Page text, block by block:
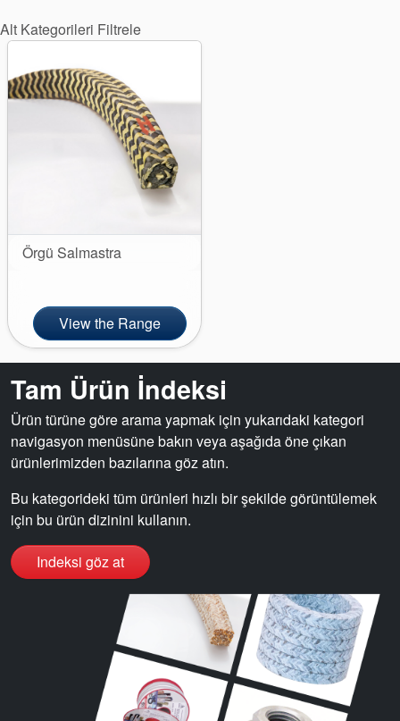
Seal Destek
Sistemi
Sertifikalar ve Standartlar
Bize Ulaşın
Haberler
Sürdürülebilirlik
Alt Kategorileri Filtrele
Örgü Salmastra
View the Range
Tam Ürün İndeksi
Ürün türüne göre arama yapmak için yukarıdaki kategori
navigasyon menüsüne bakın veya aşağıda öne çıkan
ürünlerimizden bazılarına göz atın.
Bu kategorideki tüm ürünleri hızlı bir şekilde görüntülemek
için bu ürün dizinini kullanın.
Indeksi göz at